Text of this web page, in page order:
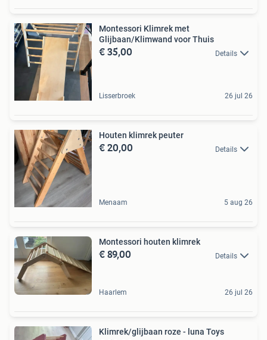
Montessori Klimrek met
Glijbaan/Klimwand voor Thuis
€ 35,00 Details
Lisserbroek 26 jul 26
Houten klimrek peuter
€ 20,00 Details
Menaam 5 aug 26
Montessori houten klimrek
€ 89,00 Details
Haarlem 26 jul 26
Klimrek/glijbaan roze - luna Toys